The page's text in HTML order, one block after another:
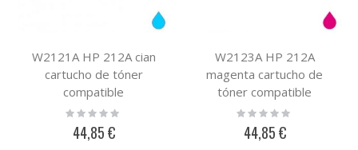
W2121A HP 212A cian
cartucho de tóner
compatible
Rating:
44,85 €
W2123A HP 212A
magenta cartucho de
tóner compatible
Rating:
44,85 €